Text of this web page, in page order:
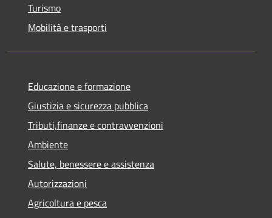
Turismo
Mobilità e trasporti
Educazione e formazione
Giustizia e sicurezza pubblica
Tributi,finanze e contravvenzioni
Ambiente
Salute, benessere e assistenza
Autorizzazioni
Agricoltura e pesca